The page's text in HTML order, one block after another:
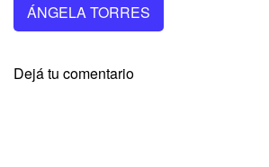
ÁNGELA TORRES
Dejá tu comentario